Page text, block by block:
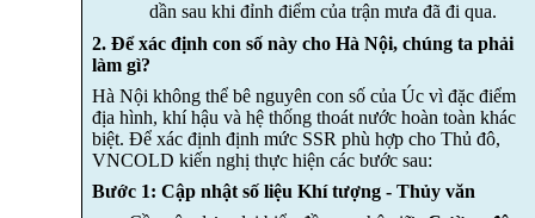
dần sau khi đỉnh điểm của trận mưa đã đi qua.
2. Để xác định con số này cho Hà Nội, chúng ta phải
làm gì?
Hà Nội không thể bê nguyên con số của Úc vì đặc điểm
địa hình, khí hậu và hệ thống thoát nước hoàn toàn khác
biệt. Để xác định định mức SSR phù hợp cho Thủ đô,
VNCOLD kiến nghị thực hiện các bước sau:
Bước 1: Cập nhật số liệu Khí tượng - Thủy văn